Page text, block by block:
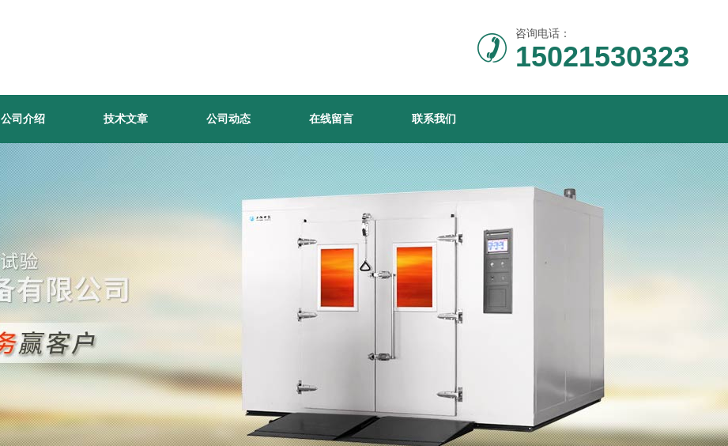
咨询电话：
15021530323
公司介绍 技术文章 公司动态 在线留言 联系我们